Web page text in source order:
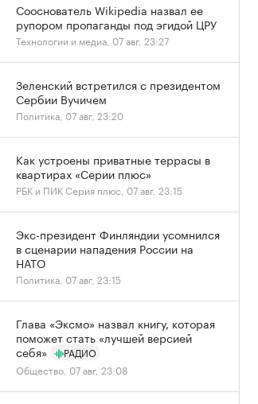
Сооснователь Wikipedia назвал ее
рупором пропаганды под эгидой ЦРУ
Технологии и медиа, 07 авг, 23:27
Зеленский встретился с президентом
Сербии Вучичем
Политика, 07 авг, 23:20
Как устроены приватные террасы в
квартирах «Серии плюс»
РБК и ПИК Серия плюс, 07 авг, 23:15
Экс-президент Финляндии усомнился
в сценарии нападения России на
НАТО
Политика, 07 авг, 23:15
Глава «Эксмо» назвал книгу, которая
поможет стать «лучшей версией
себя»
РАДИО
Общество, 07 авг, 23:08